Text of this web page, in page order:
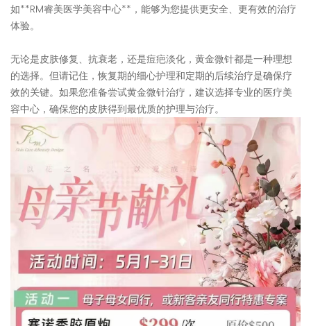
如**RM睿美医学美容中心**，能够为您提供更安全、更有效的治疗
体验。
无论是皮肤修复、抗衰老，还是痘疤淡化，黄金微针都是一种理想
的选择。但请记住，恢复期的细心护理和定期的后续治疗是确保疗
效的关键。如果您准备尝试黄金微针治疗，建议选择专业的医疗美
容中心，确保您的皮肤得到最优质的护理与治疗。